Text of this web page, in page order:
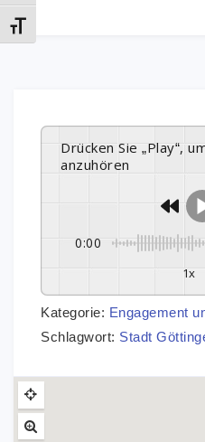
Schrift vergrößern
Drücken Sie „Play“, um diesen Inhalt
anzuhören
0:00
1x
Kategorie: Engagement
Schlagwort: Stadt